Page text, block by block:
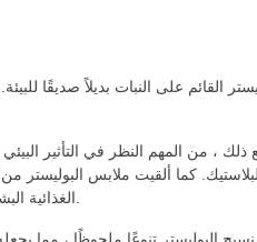
القائم على النبات بديلاً صديقًا
ذلك ، من المهم النظر في التأثير